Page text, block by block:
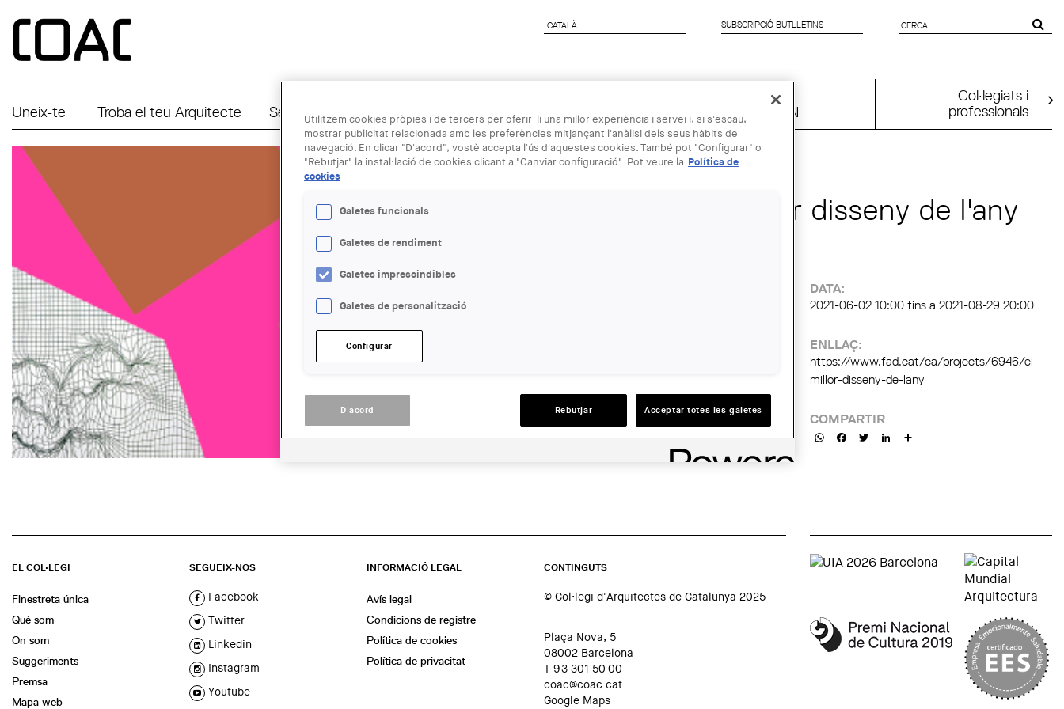
CATALÀ
CATALÀ SUBSCRIPCIÓ BUTLLETINS
DE CERCA
Uneix-te Troba el teu Arquitecte Serveis a Empreses Agenda Arquitectura Next Generation UIA2026BCN
Col·legiats i
professionals
02 JUN - 29 AGO
Exposició: "El millor disseny de l'any
DATA:
2021-06-02 10:00 fins a 2021-08-29 20:00
ENLLAÇ:
https://www.fad.cat/ca/projects/6946/el-
millor-disseny-de-lany
COMPARTIR
WhatsAppFacebookTwitterLinkedIn
EL COL·LEGI
Finestreta única
Què som
On som
Suggeriments
Premsa
Mapa web
SEGUEIX-NOS
Facebook
Twitter
Linkedin
Instagram
Youtube
INFORMACIÓ LEGAL
Avís legal
Condicions de registre
Política de cookies
Política de privacitat
CONTINGUTS
© Col·legi d'Arquitectes de Catalunya 2025
Plaça Nova, 5
08002 Barcelona
T 93 301 50 00
coac@coac.cat
Google Maps
Utilitzem cookies pròpies i de tercers per oferir-li una millor experiència i servei i, si s'escau,
mostrar publicitat relacionada amb les preferències mitjançant l'anàlisi dels seus hàbits de
navegació. En clicar "D'acord", vostè accepta l'ús d'aquestes cookies. També pot "Configurar" o
"Rebutjar" la instal·lació de cookies clicant a "Canviar configuració". Pot veure la Política de
cookies
Galetes funcionals
Galetes de rendiment
Galetes imprescindibles
Galetes de personalització
Configurar
D'acord Rebutjar Acceptar totes les galetes